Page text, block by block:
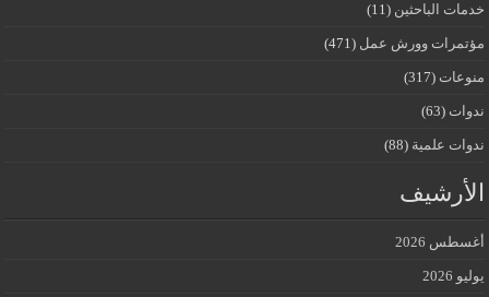
خدمات الباحثين (11)
مؤتمرات وورش عمل (471)
منوعات (317)
ندوات (63)
ندوات علمية (88)
الأرشيف
أغسطس 2026
يوليو 2026